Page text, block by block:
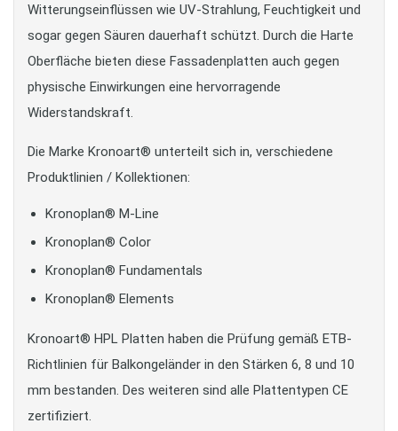
Witterungseinflüssen wie UV-Strahlung, Feuchtigkeit und
sogar gegen Säuren dauerhaft schützt. Durch die Harte
Oberfläche bieten diese Fassadenplatten auch gegen
physische Einwirkungen eine hervorragende
Widerstandskraft.
Die Marke Kronoart® unterteilt sich in, verschiedene
Produktlinien / Kollektionen:
Kronoplan® M-Line
Kronoplan® Color
Kronoplan® Fundamentals
Kronoplan® Elements
Kronoart® HPL Platten haben die Prüfung gemäß ETB-
Richtlinien für Balkongeländer in den Stärken 6, 8 und 10
mm bestanden. Des weiteren sind alle Plattentypen CE
zertifiziert.